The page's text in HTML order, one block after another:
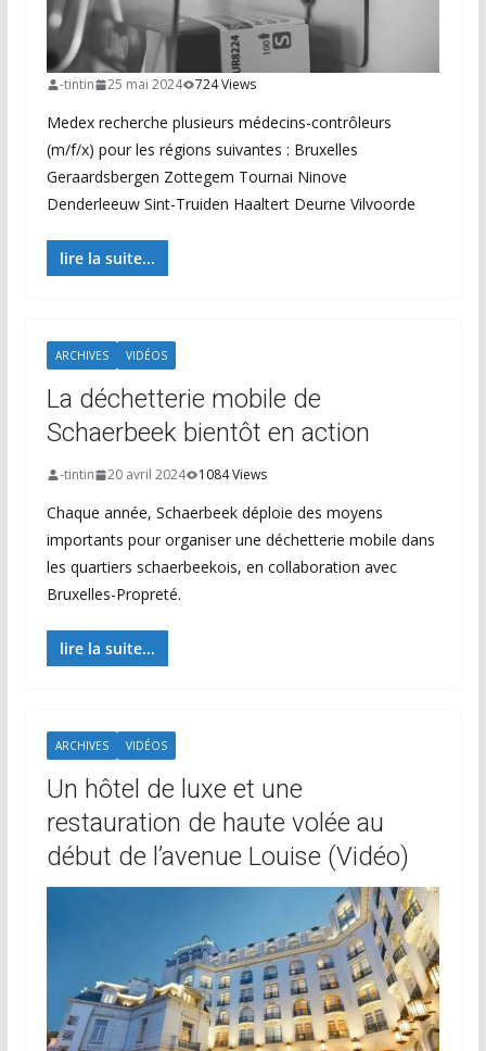
-tintin 25 mai 2024 724 Views
Medex recherche plusieurs médecins-contrôleurs
(m/f/x) pour les régions suivantes : Bruxelles
Geraardsbergen Zottegem Tournai Ninove
Denderleeuw Sint-Truiden Haaltert Deurne Vilvoorde
lire la suite...
ARCHIVES VIDÉOS
La déchetterie mobile de
Schaerbeek bientôt en action
-tintin 20 avril 2024 1084 Views
Chaque année, Schaerbeek déploie des moyens
importants pour organiser une déchetterie mobile dans
les quartiers schaerbeekois, en collaboration avec
Bruxelles-Propreté.
lire la suite...
ARCHIVES VIDÉOS
Un hôtel de luxe et une
restauration de haute volée au
début de l’avenue Louise (Vidéo)